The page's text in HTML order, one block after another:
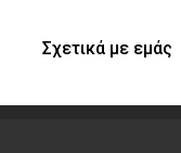
Σχετικά με εμάς